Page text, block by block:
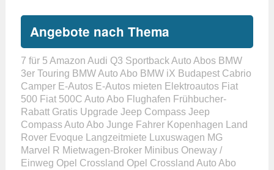
Angebote nach Thema
7 für 5 Amazon Audi Q3 SportbackAuto Abos BMW
3er Touring BMW Auto Abo BMW iX Budapest Cabrio
Camper E-Autos E-Autos mieten Elektroautos Fiat
500 Fiat 500C Auto Abo Flughafen Frühbucher-
Rabatt Gratis Upgrade Jeep Compass Jeep
Compass Auto Abo Junge Fahrer Kopenhagen
Land
Rover Evoque
Langzeitmiete Luxuswagen MG
Marvel R Mietwagen-Broker Minibus Oneway /
Einweg Opel Crossland Opel Crossland Auto Abo